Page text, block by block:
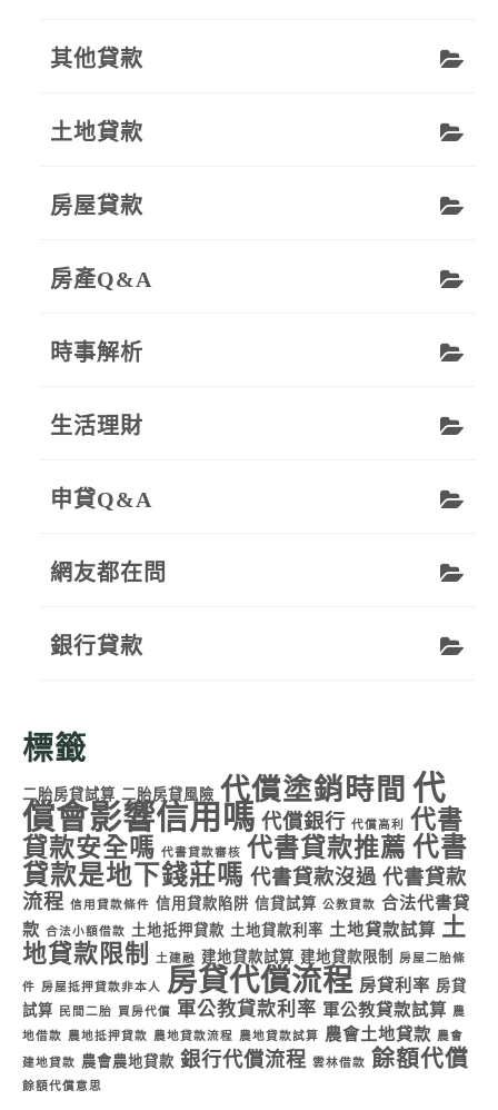
其他貸款
土地貸款
房屋貸款
房產Q&A
時事解析
生活理財
申貸Q&A
網友都在問
銀行貸款
標籤
二胎房貸試算 二胎房貸風險 代償塗銷時間 代
償會影響信用嗎 代償銀行 代償高利
代書
貸款安全嗎 代書貸款審核 代書貸款推薦 代書
貸款是地下錢莊嗎 代書貸款沒過 代書貸款
流程 信用貸款條件 信用貸款陷阱 信貸試算 公教貸款 合法代書貸
款 合法小額借款 土地抵押貸款 土地貸款利率 土地貸款試算 土
地貸款限制
土建融 建地貸款試算 建地貸款限制 房屋二胎條
件 房屋抵押貸款非本人 房貸代償流程 房貸利率 房貸
試算
民間二胎 買房代償 軍公教貸款利率 軍公教貸款試算
農
地借款
農地抵押貸款 農地貸款流程 農地貸款試算 農會土地貸款 農會
建地貸款 農會農地貸款 銀行代償流程 雲林借款 餘額代償
餘額代償意思